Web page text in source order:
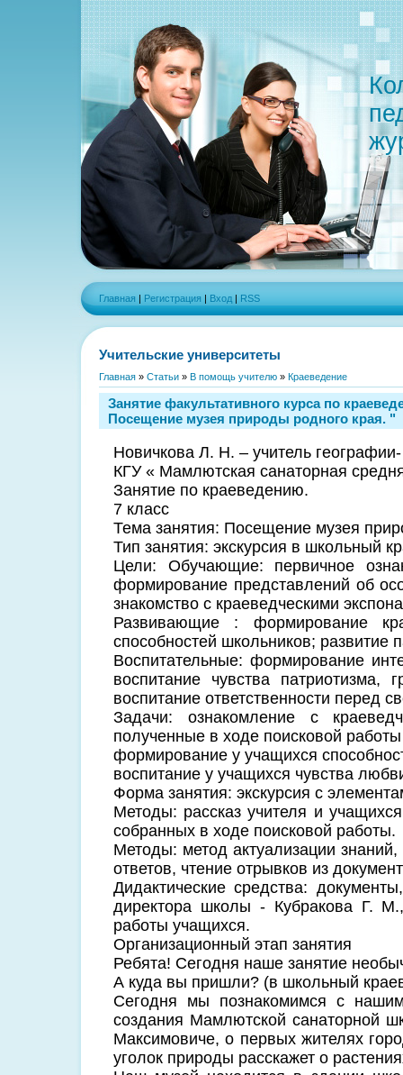
Главная | Регистрация | Вход | RSS
Учительские университеты
Главная » Статьи » В помощь учителю » Краеведение
Занятие факультативного курса по
Посещение музея природы родного края. "
Новичкова Л. Н. – учитель
КГУ « Мамлютская санаторная
Занятие по краеведению.
7 класс
Тема занятия: Посещение музея
Тип занятия: экскурсия в школьный
Цели: Обучающие: первичное
формирование представлений об
знакомство с краеведческими
Развивающие : формирование
способностей школьников; развитие
Воспитательные: формирование
воспитание чувства
воспитание ответственности перед
Задачи: ознакомление с
полученные в ходе поисковой
формирование у учащихся
воспитание у учащихся чувства
Форма занятия: экскурсия с
Методы: рассказ учителя и
собранных в ходе поисковой работы.
Методы: метод актуализации
ответов, чтение отрывков из
Дидактические средства:
директора школы - Кубракова Г.
работы учащихся.
Организационный этап занятия
Ребята! Сегодня наше занятие
А куда вы пришли? (в школьный
Сегодня мы познакомимся с
создания Мамлютской санаторной
Максимовиче, о первых жителях
уголок природы расскажет о